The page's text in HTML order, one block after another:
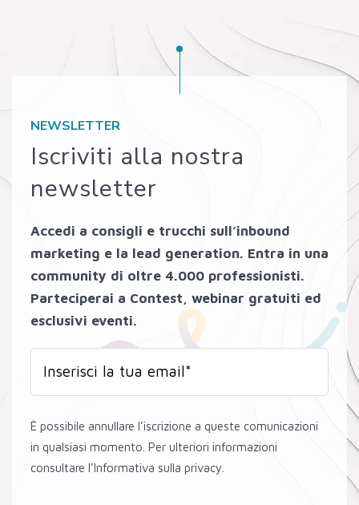
NEWSLETTER
Iscriviti alla nostra
newsletter
Accedi a consigli e trucchi sull’inbound
marketing e la lead generation. Entra in una
community di oltre 4.000 professionisti.
Parteciperai a Contest, webinar gratuiti ed
esclusivi eventi.
È possibile annullare l’iscrizione a queste comunicazioni
in qualsiasi momento. Per ulteriori informazioni
consultare l’Informativa sulla privacy.